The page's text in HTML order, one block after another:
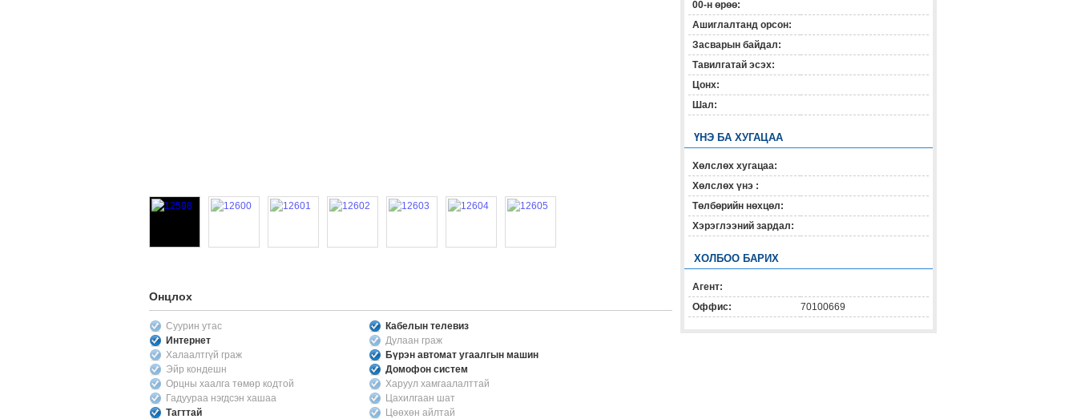
Онцлох
Суурин утас
Кабелын телевиз
Интернет
Дулаан граж
Халаалтгүй граж
Бүрэн автомат угаалгын машин
Эйр кондешн
Домофон систем
Орцны хаалга төмөр кодтой
Харуул хамгаалалттай
Гадуураа нэгдсэн хашаа
Цахилгаан шат
Тагттай
Цөөхөн айлтай
00-н өрөө:
Ашиглалтанд орсон:
Засварын байдал:
Тавилгатай эсэх:
Цонх:
Шал:
ҮНЭ БА ХУГАЦАА
Хөлслөх хугацаа:
Хөлслөх үнэ :
Төлбөрийн нөхцөл:
Хэрэглээний зардал:
ХОЛБОО БАРИХ
Агент:
Оффис:
70100669